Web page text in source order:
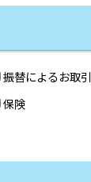
振替によるお取引
保険